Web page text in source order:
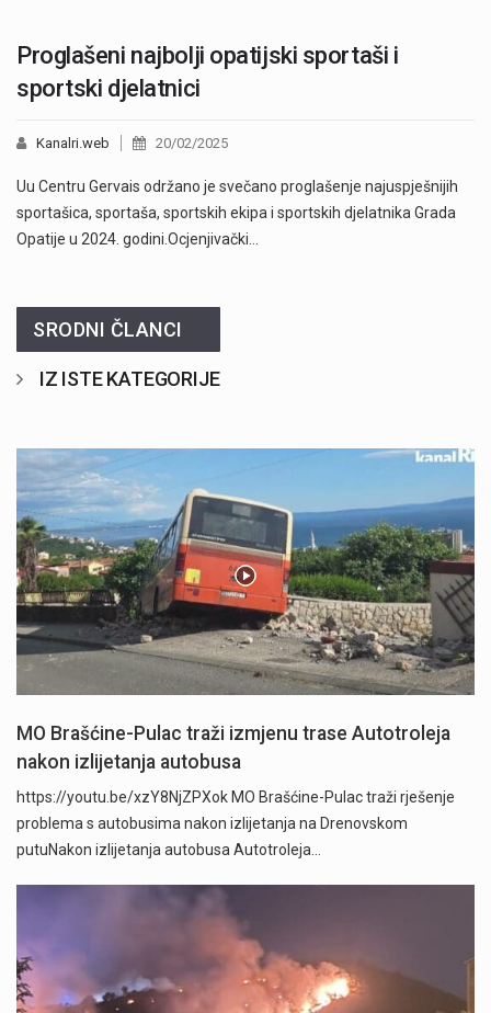
Proglašeni najbolji opatijski sportaši i
sportski djelatnici
Kanalri.web 20/02/2025
Uu Centru Gervais održano je svečano proglašenje najuspješnijih
sportašica, sportaša, sportskih ekipa i sportskih djelatnika Grada
Opatije u 2024. godini.Ocjenjivački…
SRODNI ČLANCI
IZ ISTE KATEGORIJE
MO Brašćine-Pulac traži izmjenu trase Autotroleja
nakon izlijetanja autobusa
https://youtu.be/xzY8NjZPXok MO Brašćine-Pulac traži rješenje
problema s autobusima nakon izlijetanja na Drenovskom
putuNakon izlijetanja autobusa Autotroleja…